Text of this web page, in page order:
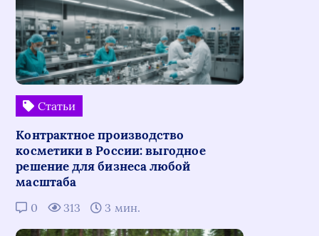
Статьи
Контрактное производство
косметики в России: выгодное
решение для бизнеса любой
масштаба
0 313 3 мин.